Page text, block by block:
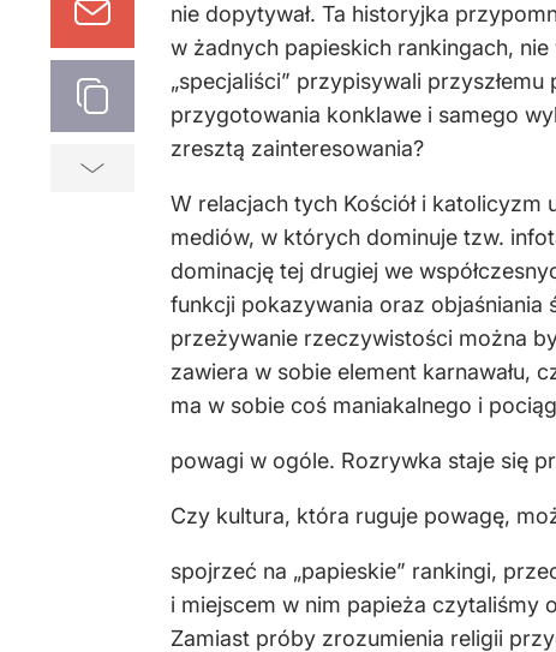
nie dopytywał. Ta historyjka
w żadnych papieskich rankingach,
„specjaliści” przypisywali
przygotowania konklawe i samego
zresztą zainteresowania?
W relacjach tych Kościół i
mediów, w których dominuje tzw.
dominację tej drugiej we
funkcji pokazywania oraz
przeżywanie rzeczywistości można
zawiera w sobie element karnawału,
ma w sobie coś maniakalnego i
powagi w ogóle. Rozrywka staje się
Czy kultura, która ruguje powagę,
spojrzeć na „papieskie” rankingi,
i miejscem w nim papieża czytaliśmy
Zamiast próby zrozumienia religii